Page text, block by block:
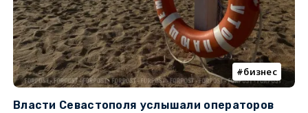
бизнес
Власти Севастополя услышали операторов